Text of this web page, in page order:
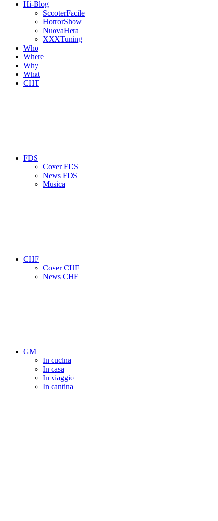
Hi-Blog
ScooterFacile
HorrorShow
NuovaHera
XXXTuning
Who
Where
Why
What
CHT
FDS
Cover FDS
News FDS
Musica
CHF
Cover CHF
News CHF
GM
In cucina
In casa
In viaggio
In cantina